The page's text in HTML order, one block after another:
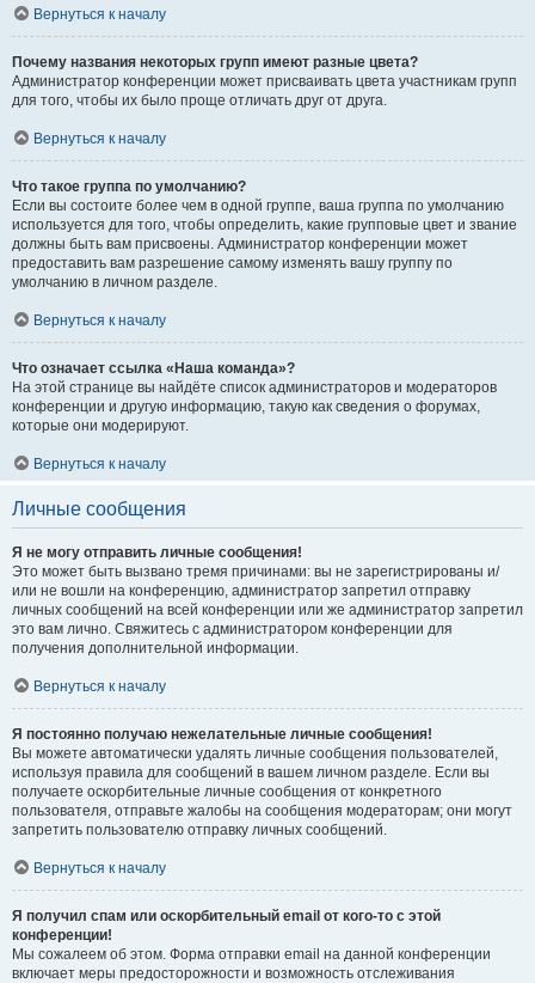
Вернуться к началу
Почему названия некоторых групп имеют разные цвета?
Администратор конференции может присваивать цвета участникам групп
для того, чтобы их было проще отличать друг от друга.
Вернуться к началу
Что такое группа по умолчанию?
Если вы состоите более чем в одной группе, ваша группа по умолчанию
используется для того, чтобы определить, какие групповые цвет и звание
должны быть вам присвоены. Администратор конференции может
предоставить вам разрешение самому изменять вашу группу по
умолчанию в личном разделе.
Вернуться к началу
Что означает ссылка «Наша команда»?
На этой странице вы найдёте список администраторов и модераторов
конференции и другую информацию, такую как сведения о форумах,
которые они модерируют.
Вернуться к началу
Личные сообщения
Я не могу отправить личные сообщения!
Это может быть вызвано тремя причинами: вы не зарегистрированы и/
или не вошли на конференцию, администратор запретил отправку
личных сообщений на всей конференции или же администратор запретил
это вам лично. Свяжитесь с администратором конференции для
получения дополнительной информации.
Вернуться к началу
Я постоянно получаю нежелательные личные сообщения!
Вы можете автоматически удалять личные сообщения пользователей,
используя правила для сообщений в вашем личном разделе. Если вы
получаете оскорбительные личные сообщения от конкретного
пользователя, отправьте жалобы на сообщения модераторам; они могут
запретить пользователю отправку личных сообщений.
Вернуться к началу
Я получил спам или оскорбительный email от кого-то с этой
конференции!
Мы сожалеем об этом. Форма отправки email на данной конференции
включает меры предосторожности и возможность отслеживания